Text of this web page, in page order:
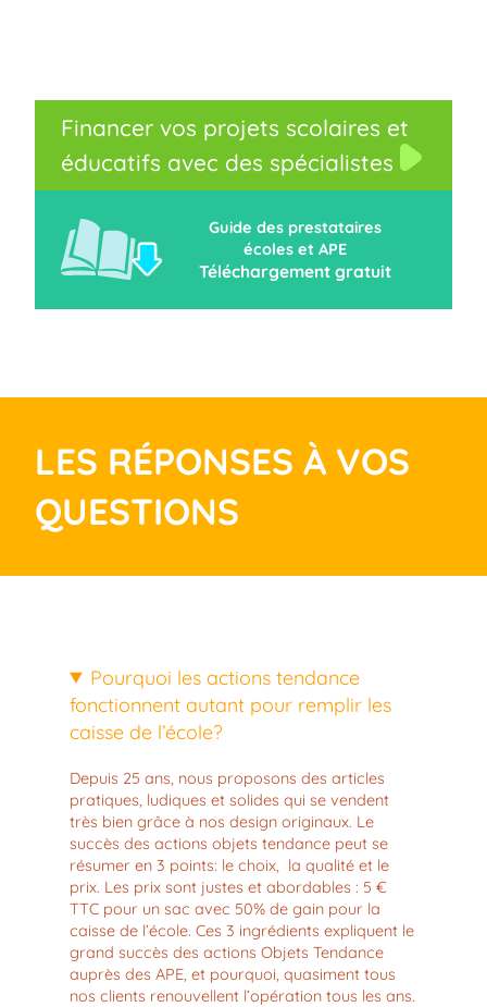
Financer vos projets scolaires et
éducatifs avec des spécialistes
Guide des prestataires
écoles et APE
Téléchargement gratuit
LES RÉPONSES À VOS
QUESTIONS
Pourquoi les actions tendance
fonctionnent autant pour remplir les
caisse de l’école?
Depuis 25 ans, nous proposons des articles
pratiques, ludiques et solides qui se vendent
très bien grâce à nos design originaux. Le
succès des actions objets tendance peut se
résumer en 3 points: le choix, la qualité et le
prix. Les prix sont justes et abordables : 5 €
TTC pour un sac avec 50% de gain pour la
caisse de l’école. Ces 3 ingrédients expliquent le
grand succès des actions Objets Tendance
auprès des APE, et pourquoi, quasiment tous
nos clients renouvellent l’opération tous les ans.